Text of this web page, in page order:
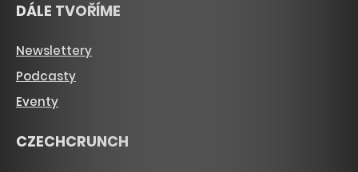
DÁLE TVOŘÍME
Newslettery
Podcasty
Eventy
CZECHCRUNCH